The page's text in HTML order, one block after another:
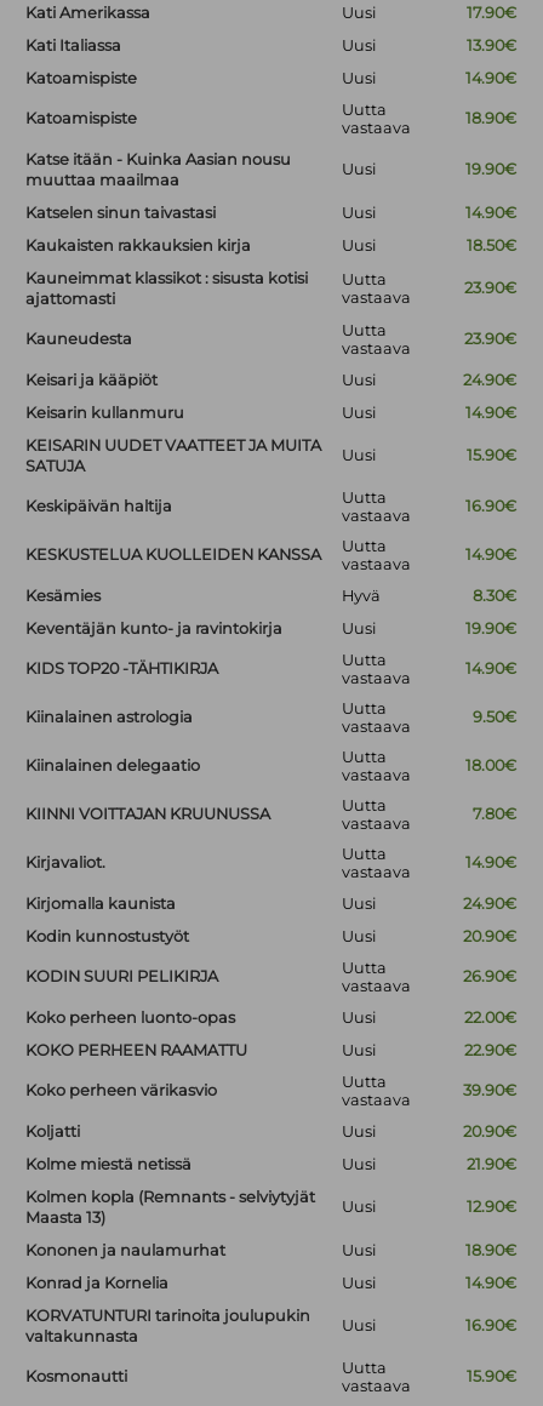
Kati Amerikassa Uusi
17.90€
Kati Italiassa
Uusi
13.90€
Katoamispiste
Uusi 14.90€
Katoamispiste
Uutta
vastaava
18.90€
Katse itään - Kuinka Aasian nousu
muuttaa maailmaa
Uusi 19.90€
Katselen sinun taivastasi Uusi
14.90€
Kaukaisten rakkauksien kirja
Uusi
18.50€
Kauneimmat klassikot : sisusta kotisi
ajattomasti
Uutta
vastaava
23.90€
Kauneudesta
Uutta
vastaava
23.90€
Keisari ja kääpiöt Uusi
24.90€
Keisarin kullanmuru
Uusi
14.90€
KEISARIN UUDET VAATTEET JA MUITA
SATUJA
Uusi 15.90€
Keskipäivän haltija
Uutta
vastaava
16.90€
KESKUSTELUA KUOLLEIDEN KANSSA
Uutta
vastaava
14.90€
Kesämies Hyvä
8.30€
Keventäjän kunto- ja ravintokirja
Uusi 19.90€
KIDS TOP20 -TÄHTIKIRJA
Uutta
vastaava
14.90€
Kiinalainen astrologia
Uutta
vastaava
9.50€
Kiinalainen delegaatio
Uutta
vastaava
18.00€
KIINNI VOITTAJAN KRUUNUSSA
Uutta
vastaava
7.80€
Kirjavaliot.
Uutta
vastaava
14.90€
Kirjomalla kaunista Uusi
24.90€
Kodin kunnostustyöt
Uusi 20.90€
KODIN SUURI PELIKIRJA
Uutta
vastaava
26.90€
Koko perheen luonto-opas Uusi
22.00€
KOKO PERHEEN RAAMATTU
Uusi 22.90€
Koko perheen värikasvio
Uutta
vastaava
39.90€
Koljatti Uusi
20.90€
Kolme miestä netissä
Uusi
21.90€
Kolmen kopla (Remnants - selviytyjät
Maasta 13)
Uusi 12.90€
Kononen ja naulamurhat Uusi
18.90€
Konrad ja Kornelia
Uusi
14.90€
KORVATUNTURI tarinoita joulupukin
valtakunnasta
Uusi 16.90€
Kosmonautti
Uutta
vastaava
15.90€